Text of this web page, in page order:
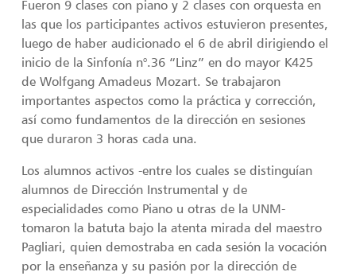
Fueron 9 clases con piano y 2 clases con orquesta en
las que los participantes activos estuvieron presentes,
luego de haber audicionado el 6 de abril dirigiendo el
inicio de la Sinfonía n°.36 “Linz” en do mayor K425
de Wolfgang Amadeus Mozart. Se trabajaron
importantes aspectos como la práctica y corrección,
así como fundamentos de la dirección en sesiones
que duraron 3 horas cada una.
Los alumnos activos -entre los cuales se distinguían
alumnos de Dirección Instrumental y de
especialidades como Piano u otras de la UNM-
tomaron la batuta bajo la atenta mirada del maestro
Pagliari, quien demostraba en cada sesión la vocación
por la enseñanza y su pasión por la dirección de